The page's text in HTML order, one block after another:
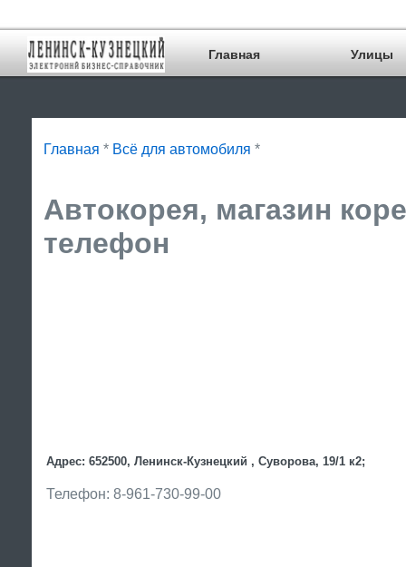
Главная Улицы
Главная * Всё для автомобиля *
Автокорея, магазин
телефон
Адрес: 652500, Ленинск-Кузнецкий , Суворова, 19/1 к2;
Телефон: 8-961-730-99-00